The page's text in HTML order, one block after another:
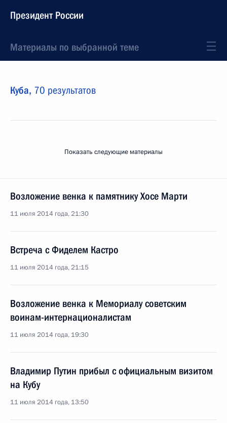
Президент России
Материалы по выбранной теме
Куба, 70 результатов
Показать следующие материалы
Возложение венка к памятнику Хосе Марти
11 июля 2014 года, 21:30
Встреча с Фиделем Кастро
11 июля 2014 года, 21:15
Возложение венка к Мемориалу советским
воинам-интернационалистам
11 июля 2014 года, 19:30
Владимир Путин прибыл с официальным визитом
на Кубу
11 июля 2014 года, 13:50